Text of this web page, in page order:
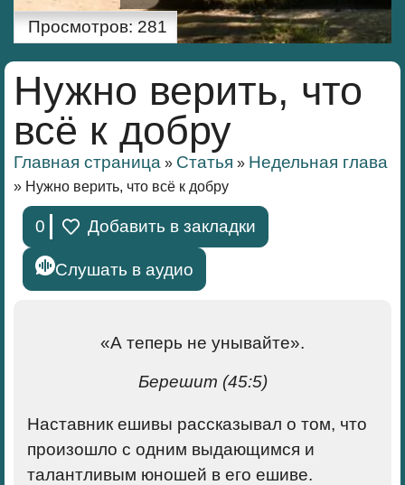
Просмотров: 281
Нужно верить, что
всё к добру
Главная страница » Статья » Недельная глава
» Нужно верить, что всё к добру
0 Добавить в закладки
Слушать в аудио
«А теперь не унывайте».
Берешит (45:5)
Наставник ешивы рассказывал о том, что
произошло с одним выдающимся и
талантливым юношей в его ешиве.